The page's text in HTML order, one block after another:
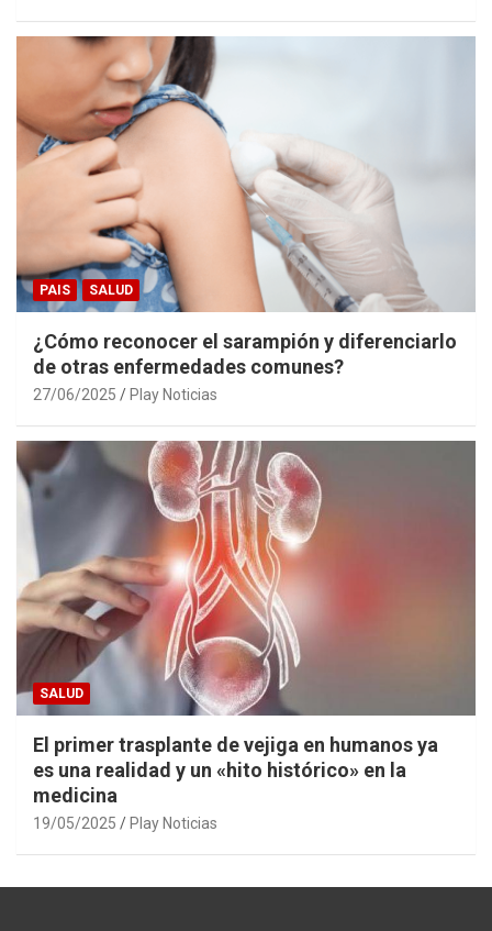
PAIS SALUD
¿Cómo reconocer el sarampión y diferenciarlo
de otras enfermedades comunes?
27/06/2025 Play Noticias
SALUD
El primer trasplante de vejiga en humanos ya
es una realidad y un «hito histórico» en la
medicina
19/05/2025 Play Noticias